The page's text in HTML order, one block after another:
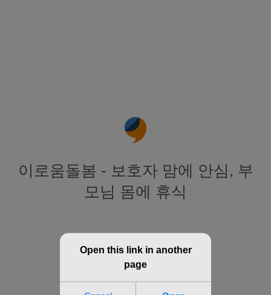
이로움돌봄 - 보호자 맘에 안심, 부
모님 몸에 휴식